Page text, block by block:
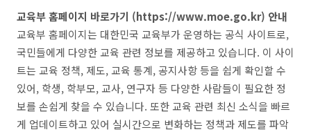
교육부 홈페이지 바로가기 (https://www.moe.go.kr) 안내
교육부 홈페이지는 대한민국 교육부가 운영하는 공식 사이트로,
국민들에게 다양한 교육 관련 정보를 제공하고 있습니다. 이 사이
트는 교육 정책, 제도, 교육 통계, 공지사항 등을 쉽게 확인할 수
있어, 학생, 학부모, 교사, 연구자 등 다양한 사람들이 필요한 정
보를 손쉽게 찾을 수 있습니다. 또한 교육 관련 최신 소식을 빠르
게 업데이트하고 있어 실시간으로 변화하는 정책과 제도를 파악